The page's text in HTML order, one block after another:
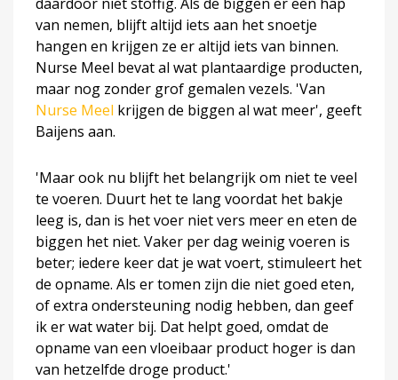
van nemen, blijft altijd iets aan het snoetje
hangen en krijgen ze er altijd iets van binnen.
Nurse Meel bevat al wat plantaardige producten,
maar nog zonder grof gemalen vezels. 'Van
Nurse Meel krijgen de biggen al wat meer', geeft
Baijens aan.
'Maar ook nu blijft het belangrijk om niet te veel
te voeren. Duurt het te lang voordat het bakje
leeg is, dan is het voer niet vers meer en eten de
biggen het niet. Vaker per dag weinig voeren is
beter; iedere keer dat je wat voert, stimuleert het
de opname. Als er tomen zijn die niet goed eten,
of extra ondersteuning nodig hebben, dan geef
ik er wat water bij. Dat helpt goed, omdat de
opname van een vloeibaar product hoger is dan
van hetzelfde droge product.'